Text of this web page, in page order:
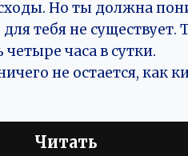
Но ты должна
тебя не
часа в сутки.
не остается, как
Читать